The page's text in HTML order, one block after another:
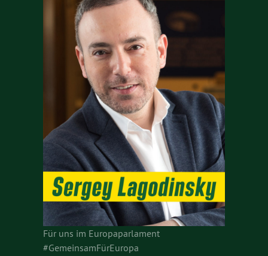
Für uns im Europaparlament
#GemeinsamFürEuropa